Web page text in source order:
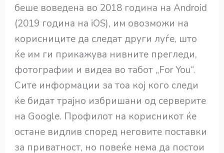
беше воведена во 2018 година на Android
(2019 година на iOS), им овозможи на
корисниците да следат други луѓе, што
ќе им ги прикажува нивните прегледи,
фотографии и видеа во табот „For You“.
Сите информации за тоа кој кого следи
ќе бидат трајно избришани од серверите
на Google. Профилот на корисникот ќе
остане видлив според неговите поставки
за приватност, но повеќе нема да постои